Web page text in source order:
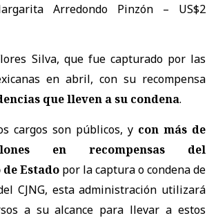
Arredondo Pinzón – US$2
Silva, que fue capturado por las
en abril, con su recompensa
que lleven a su condena.
cargos son públicos, y con más de
en recompensas del
Estado por la captura o condena de
CJNG, esta administración utilizará
a su alcance para llevar a estos